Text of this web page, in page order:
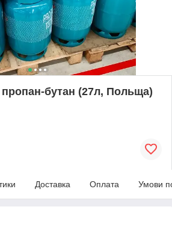
бутан (27л, Польща)
Доставка Оплата Умови